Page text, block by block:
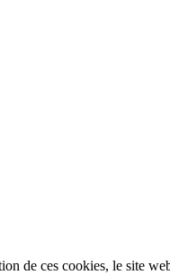
de ces cookies, le site